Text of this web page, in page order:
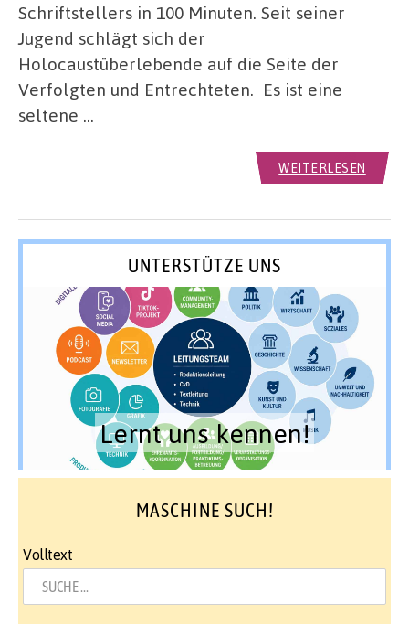
Schriftstellers in 100 Minuten. Seit seiner
Jugend schlägt sich der
Holocaustüberlebende auf die Seite der
Verfolgten und Entrechteten. Es ist eine
seltene …
WEITERLESEN
UNTERSTÜTZE UNS
Lernt uns kennen!
MASCHINE SUCH!
Volltext